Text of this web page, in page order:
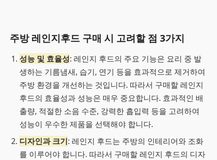
주방 레인지후드 구매 시 고려할 점 3가지
성능 및 효율성: 레인지 후드의 주요 기능은 요리 중 발
생하는 기름냄새, 습기, 연기 등을 효과적으로 제거하여
주방 환경을 개선하는 것입니다. 따라서 구매할 레인지
후드의 효율성과 성능은 매우 중요합니다. 효과적인 배
출량, 적절한 소음 수준, 강력한 흡입력 등을 고려하여
성능이 우수한 제품을 선택해야 합니다.
디자인과 크기: 레인지 후드는 주방의 인테리어와 조화
를 이루어야 합니다. 따라서 구매할 레인지 후드의 디자